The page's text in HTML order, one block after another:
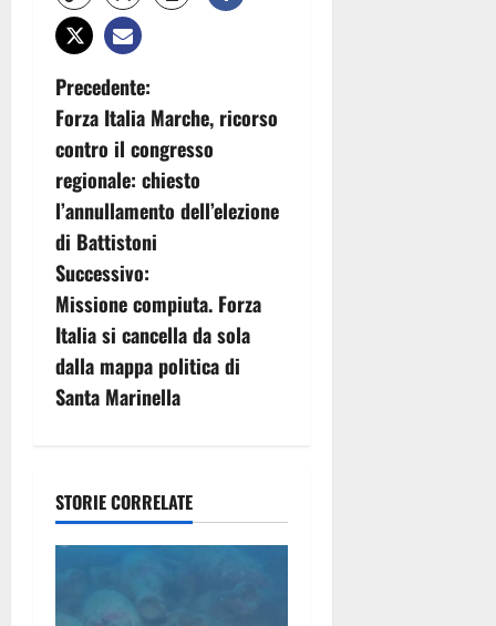
N
a
v
i
g
a
z
i
n
e
a
Precedente:
Forza Italia Marche, ricorso
contro il congresso
regionale: chiesto
l’annullamento dell’elezione
di Battistoni
Successivo:
Missione compiuta. Forza
Italia si cancella da sola
dalla mappa politica di
Santa Marinella
STORIE CORRELATE